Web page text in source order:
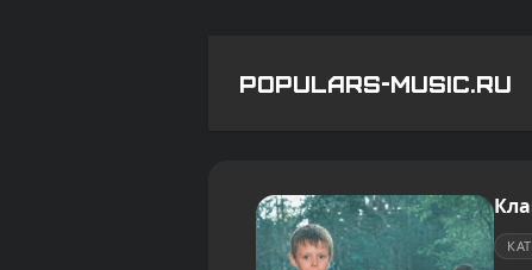
POPULARS-MUSIC.RU